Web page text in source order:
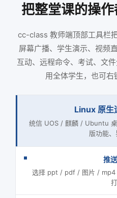
把整堂课的操
cc-class 教师端顶部工具栏
屏幕广播、学生演示、视频
互动、远程命令、考试、文
用全体学生，也可右
Linux 原生
统信 UOS / 麒麟 / Ubuntu
版功能
推
选择 ppt / pdf / 图片 / mp4